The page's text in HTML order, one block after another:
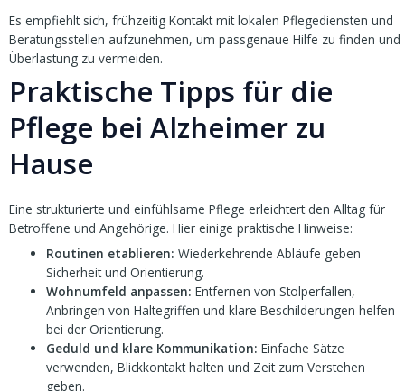
Es empfiehlt sich, frühzeitig Kontakt mit lokalen Pflegediensten und
Beratungsstellen aufzunehmen, um passgenaue Hilfe zu finden und
Überlastung zu vermeiden.
Praktische Tipps für die
Pflege bei Alzheimer zu
Hause
Eine strukturierte und einfühlsame Pflege erleichtert den Alltag für
Betroffene und Angehörige. Hier einige praktische Hinweise:
Routinen etablieren: Wiederkehrende Abläufe geben
Sicherheit und Orientierung.
Wohnumfeld anpassen: Entfernen von Stolperfallen,
Anbringen von Haltegriffen und klare Beschilderungen helfen
bei der Orientierung.
Geduld und klare Kommunikation: Einfache Sätze
verwenden, Blickkontakt halten und Zeit zum Verstehen
geben.